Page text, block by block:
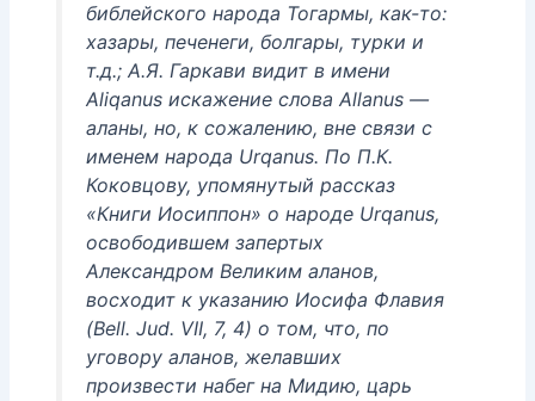
библейского народа Тогармы, как-то:
хазары, печенеги, болгары, турки и
т.д.; А.Я. Гаркави видит в имени
Aliqanus искажение слова Allanus —
аланы, но, к сожалению, вне связи с
именем народа Urqanus. По П.К.
Коковцову, упомянутый рассказ
«Книги Иосиппон» о народе Urqanus,
освободившем запертых
Александром Великим аланов,
восходит к указанию Иосифа Флавия
(Bell. Jud. VII, 7, 4) о том, что, по
уговору аланов, желавших
произвести набег на Мидию, царь